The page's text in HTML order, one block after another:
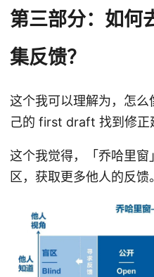
第三部分：如何
集反馈？
这个我可以理解为，怎
己的 first draft 找到修正
这个我觉得，「乔哈里
区，获取更多他人的反馈。